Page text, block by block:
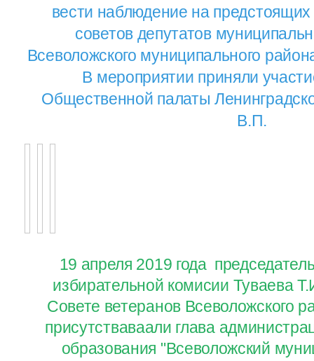
вести наблюдение на
советов депутатов
Всеволожского муниципального
В мероприятии приняли
Общественной палаты
В.П.
19 апреля 2019 года
избирательной комисии Туваева
Совете ветеранов Всеволожского
присутстваваали глава
образования "Всеволожский